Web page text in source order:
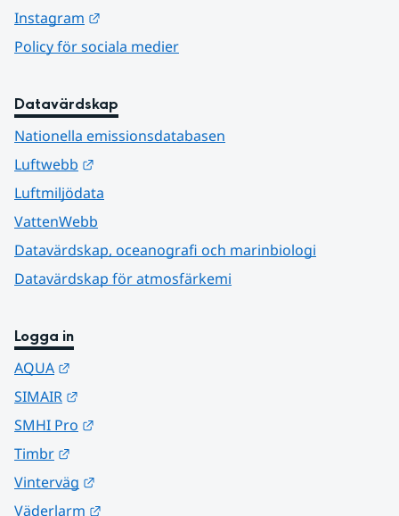
Instagram
Policy för sociala medier
Datavärdskap
Nationella emissionsdatabasen
Luftwebb
Luftmiljödata
VattenWebb
Datavärdskap, oceanografi och marinbiologi
Datavärdskap för atmosfärkemi
Logga in
AQUA
SIMAIR
SMHI Pro
Timbr
Vinterväg
Väderlarm